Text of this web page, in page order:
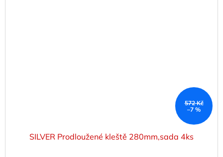
572 Kč
–7 %
SILVER Prodloužené kleště 280mm,sada 4ks